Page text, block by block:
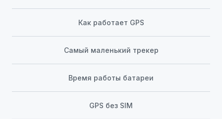
Как работает GPS
Самый маленький трекер
Время работы батареи
GPS без SIM